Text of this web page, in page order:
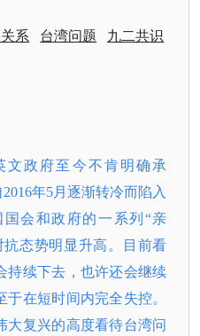
系 台湾问题 九二共识
文政府至今不肯明确承
年5月逐渐转冷而陷入
会和政府的一系列“亲
态势明显升高。目前看
持续下去，也许还会继续
在短时间内完全失控。
大复兴的高度看待台湾问